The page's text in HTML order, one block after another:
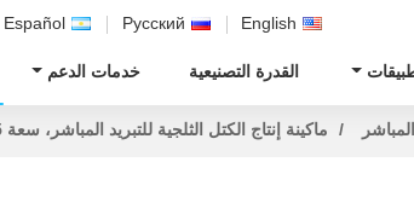
English
Русский
Español
القدرة التصنيعية خدمات الدعم
ماكينة إنتاج الكتل الثلجية للتبريد المباشر، سعة 5 طن (لأحد العملاء في Guizhou في العام 2021)